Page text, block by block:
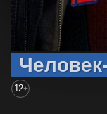
12+